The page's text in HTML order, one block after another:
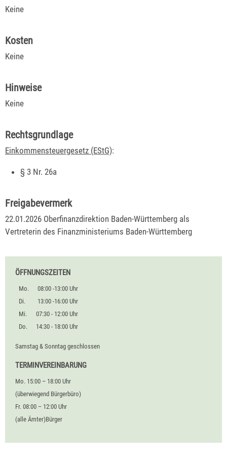
Keine
Kosten
Keine
Hinweise
Keine
Rechtsgrundlage
Einkommensteuergesetz (EStG):
§ 3 Nr. 26a
Freigabevermerk
22.01.2026 Oberfinanzdirektion Baden-Württemberg als
Vertreterin des Finanzministeriums Baden-Württemberg
ÖFFNUNGSZEITEN
Mo.
08:00 -13:00 Uhr
Di.
13:00 -16:00 Uhr
Mi.
07:30 - 12:00 Uhr
Do.
14:30 - 18:00 Uhr
Samstag & Sonntag geschlossen
TERMINVEREINBARUNG
Mo. 15:00 – 18:00 Uhr
(überwiegend Bürgerbüro)
Fr. 08:00 – 12:00 Uhr
(alle Ämter)Bürger